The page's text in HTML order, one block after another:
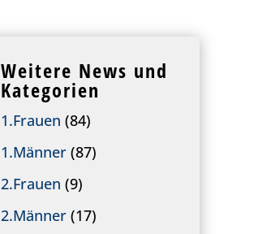
Weitere News und
Kategorien
1.Frauen (84)
1.Männer(87)
2.Frauen (9)
2.Männer(17)